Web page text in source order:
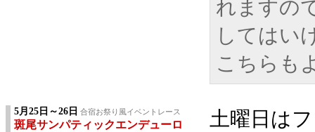
れますの
してはい
こちらも
5月25日～26日 合宿お祭り風イベントレース
斑尾サンパティックエンデューロ
土曜日は